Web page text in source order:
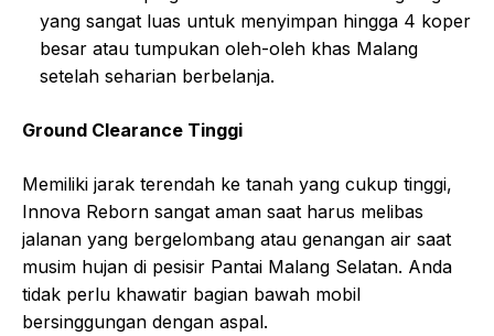
yang sangat luas untuk menyimpan hingga 4 koper
besar atau tumpukan oleh-oleh khas Malang
setelah seharian berbelanja.
Ground Clearance Tinggi
Memiliki jarak terendah ke tanah yang cukup tinggi,
Innova Reborn sangat aman saat harus melibas
jalanan yang bergelombang atau genangan air saat
musim hujan di pesisir Pantai Malang Selatan. Anda
tidak perlu khawatir bagian bawah mobil
bersinggungan dengan aspal.